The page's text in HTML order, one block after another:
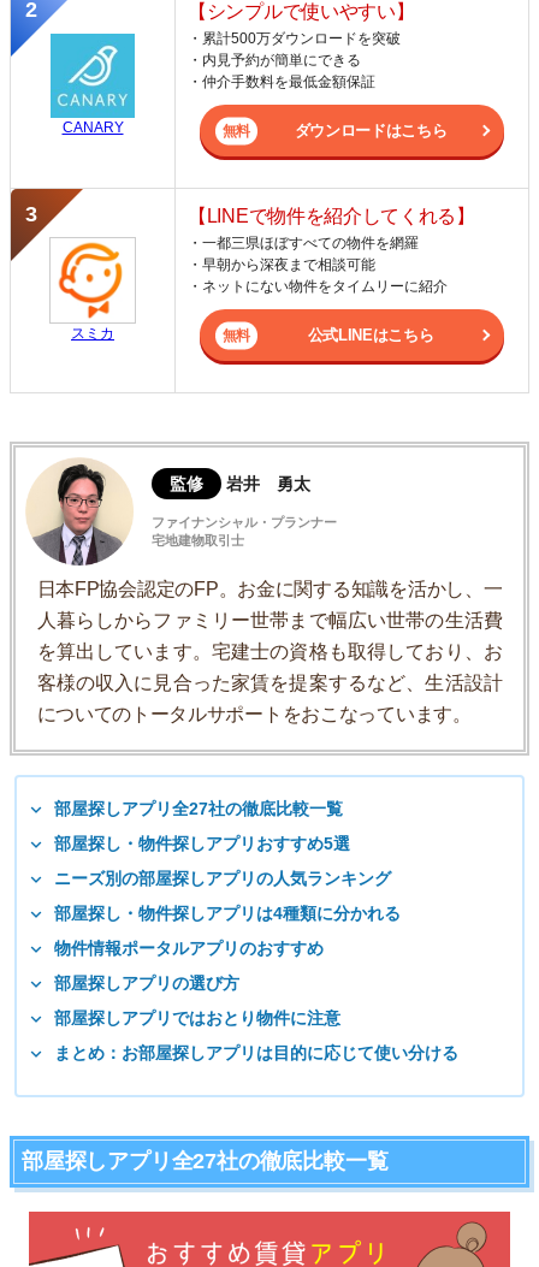
CANARY
【シンプルで使いやすい】
・累計500万ダウンロードを突破
・内見予約が簡単にできる
・仲介手数料を最低金額保証
ダウンロードはこちら
スミカ
【LINEで物件を紹介してくれる】
・一都三県ほぼすべての物件を網羅
・早朝から深夜まで相談可能
・ネットにない物件をタイムリーに紹介
公式LINEはこちら
監修 岩井 勇太
ファイナンシャル・プランナー
宅地建物取引士
日本FP協会認定のFP。お金に関する知識を活かし、一
人暮らしからファミリー世帯まで幅広い世帯の生活費
を算出しています。宅建士の資格も取得しており、お
客様の収入に見合った家賃を提案するなど、生活設計
についてのトータルサポートをおこなっています。
部屋探しアプリ全27社の徹底比較一覧
部屋探し・物件探しアプリおすすめ5選
ニーズ別の部屋探しアプリの人気ランキング
部屋探し・物件探しアプリは4種類に分かれる
物件情報ポータルアプリのおすすめ
部屋探しアプリの選び方
部屋探しアプリではおとり物件に注意
まとめ：お部屋探しアプリは目的に応じて使い分ける
部屋探しアプリ全27社の徹底比較一覧